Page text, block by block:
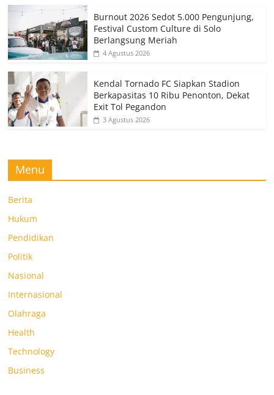
Burnout 2026 Sedot 5.000 Pengunjung,
Festival Custom Culture di Solo
Berlangsung Meriah
4 Agustus 2026
Kendal Tornado FC Siapkan Stadion
Berkapasitas 10 Ribu Penonton, Dekat
Exit Tol Pegandon
3 Agustus 2026
Menu
Berita
Hukum
Pendidikan
Politik
Nasional
Internasional
Olahraga
Health
Technology
Business